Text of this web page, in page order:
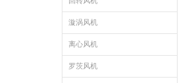
漩涡风机
离心风机
罗茨风机